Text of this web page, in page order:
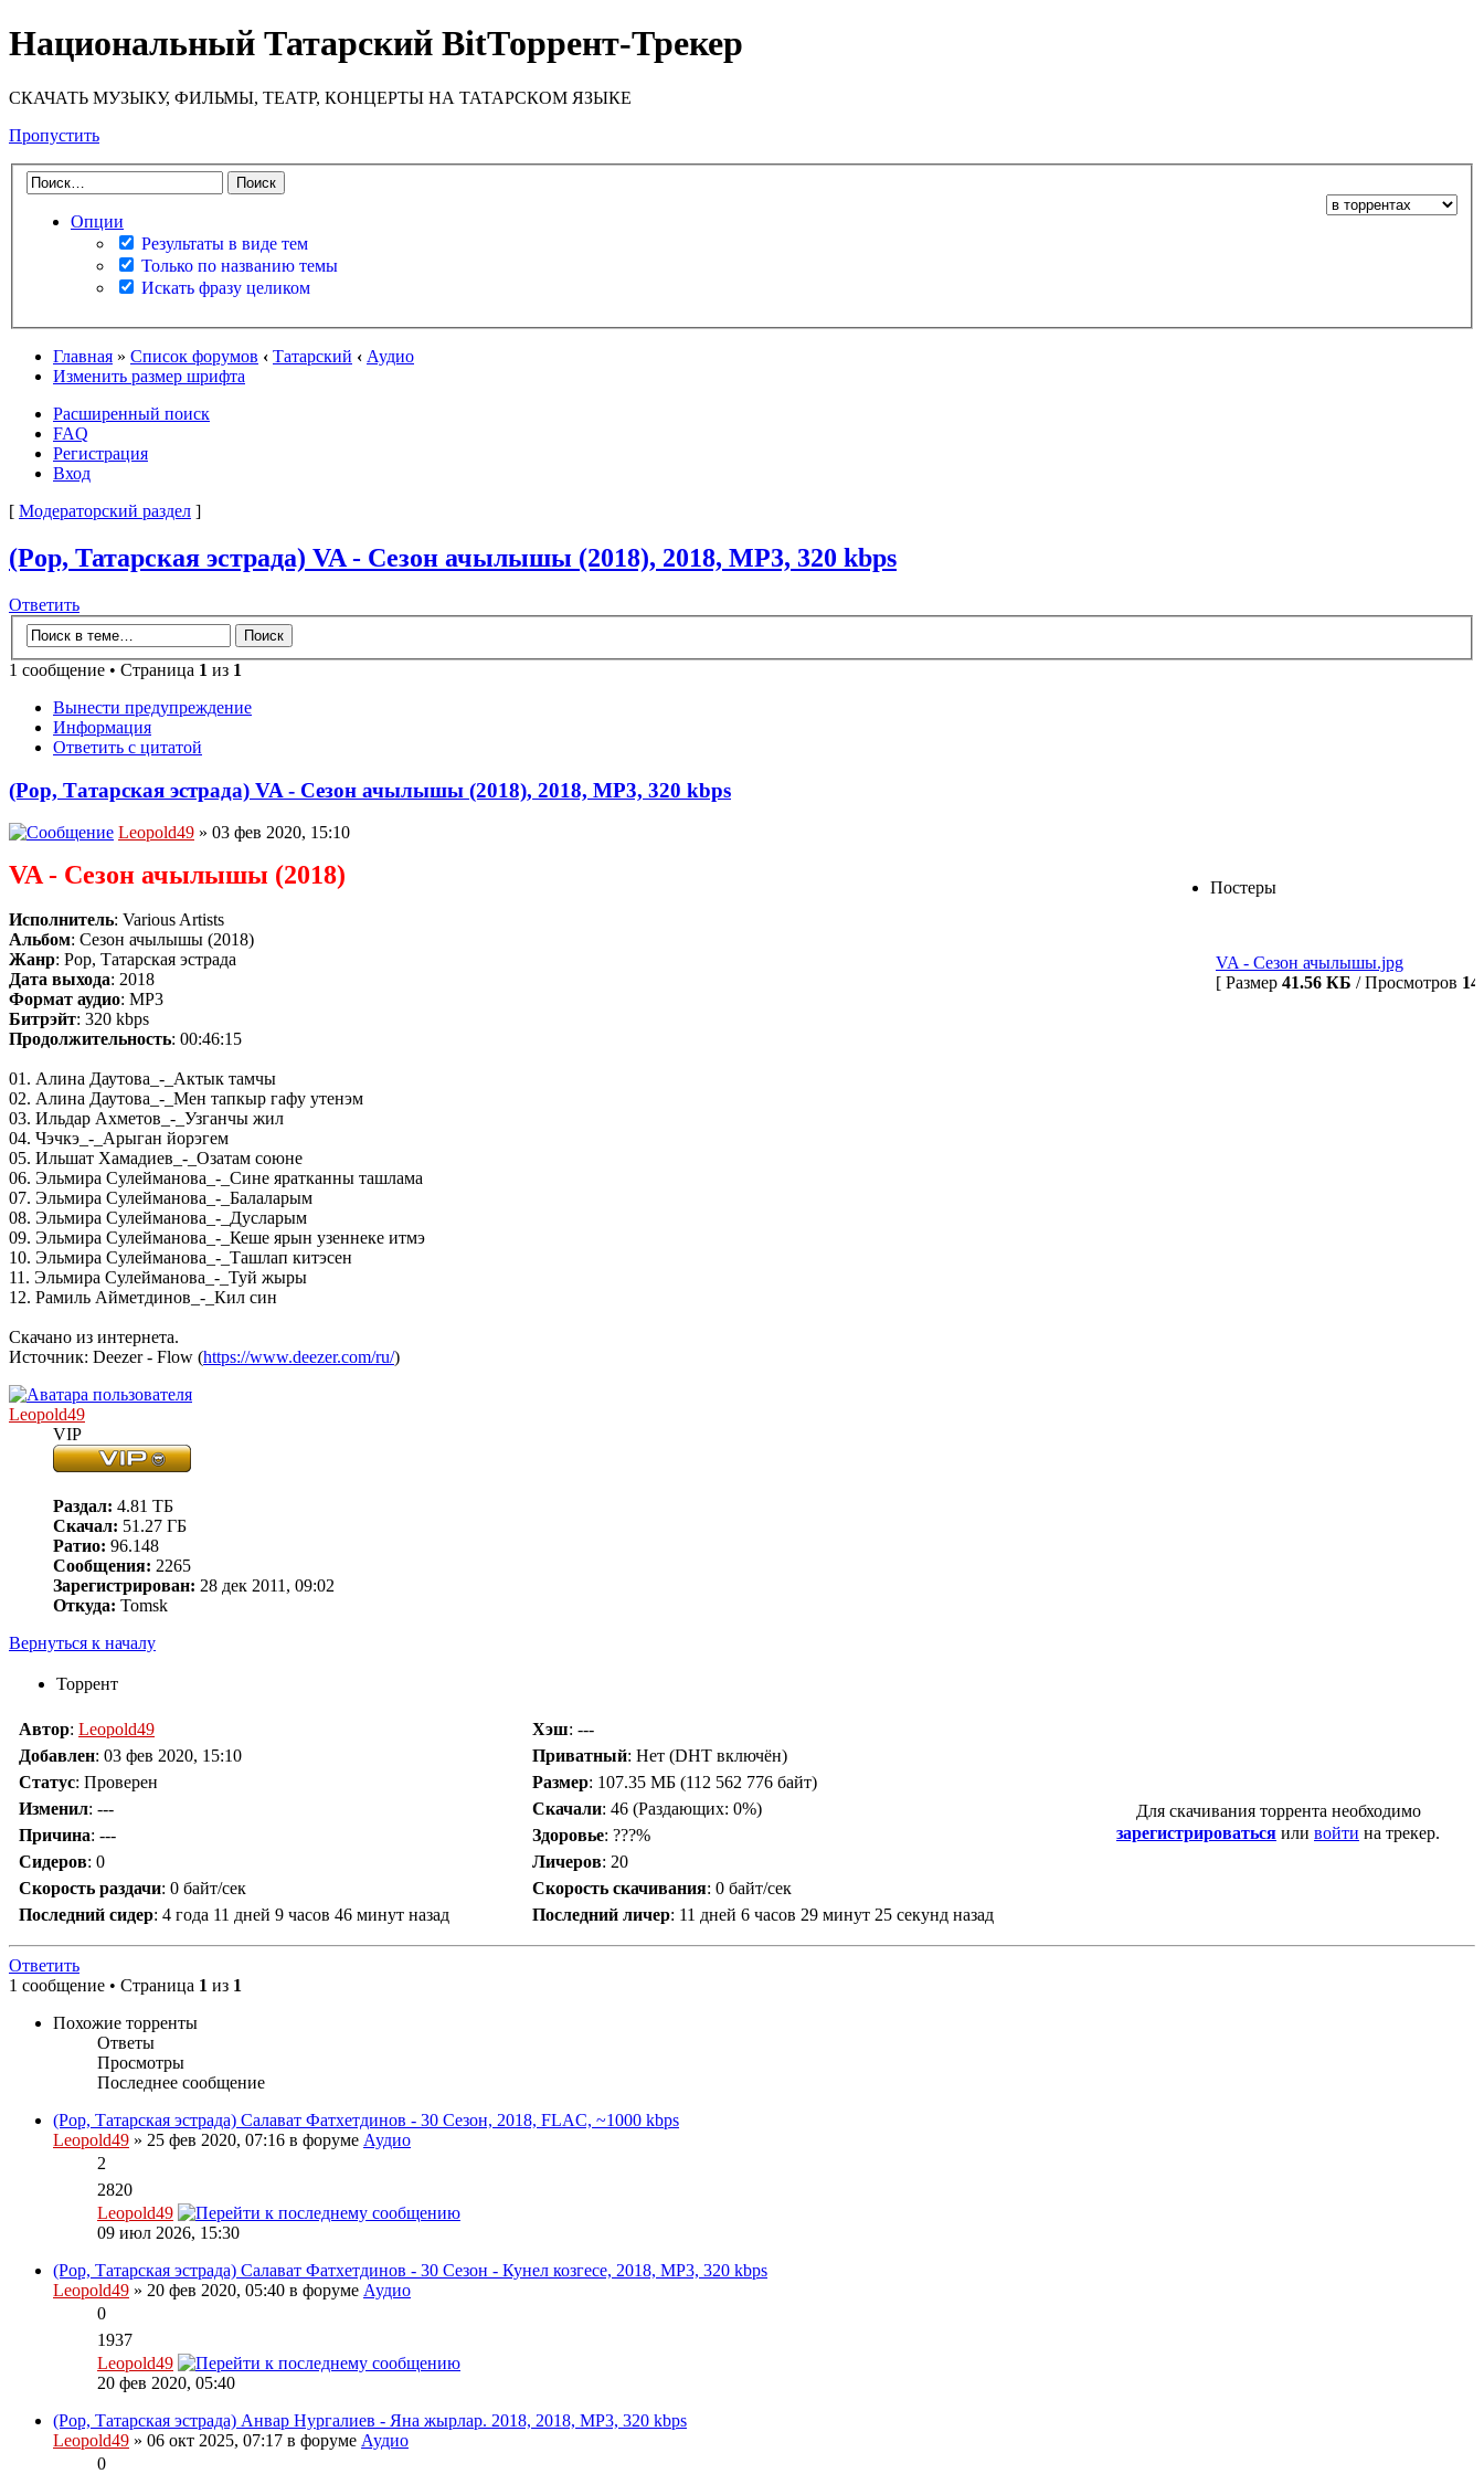
Национальный Татарский BitТоррент-Трекер
СКАЧАТЬ МУЗЫКУ, ФИЛЬМЫ, ТЕАТР, КОНЦЕРТЫ НА ТАТАРСКОМ ЯЗЫКЕ
Пропустить
Опции
Результаты в виде тем
Только по названию темы
Искать фразу целиком
Главная » Список форумов ‹ Татарский ‹ Аудио
Изменить размер шрифта
Расширенный поиск
FAQ
Регистрация
Вход
[ Модераторский раздел ]
(Pop, Татарская эстрада) VA - Сезон ачылышы (2018), 2018, MP3, 320 kbps
Ответить
1 сообщение • Страница 1 из 1
Вынести предупреждение
Информация
Ответить с цитатой
(Pop, Татарская эстрада) VA - Сезон ачылышы (2018), 2018, MP3, 320 kbps
Leopold49 » 03 фев 2020, 15:10
Постеры
VA - Сезон ачылышы.jpg
[ Размер 41.56 КБ / Просмотров
VA - Сезон ачылышы (2018)
Исполнитель: Various Artists
Альбом: Сезон ачылышы (2018)
Жанр: Pop, Татарская эстрада
Дата выхода: 2018
Формат аудио: MP3
Битрэйт: 320 kbps
Продолжительность: 00:46:15
01. Алина Даутова_-_Актык тамчы
02. Алина Даутова_-_Мен тапкыр гафу утенэм
03. Ильдар Ахметов_-_Узганчы жил
04. Чэчкэ_-_Арыган йорэгем
05. Ильшат Хамадиев_-_Озатам союне
06. Эльмира Сулейманова_-_Сине яратканны ташлама
07. Эльмира Сулейманова_-_Балаларым
08. Эльмира Сулейманова_-_Дусларым
09. Эльмира Сулейманова_-_Кеше ярын узеннеке итмэ
10. Эльмира Сулейманова_-_Ташлап китэсен
11. Эльмира Сулейманова_-_Туй жыры
12. Рамиль Айметдинов_-_Кил син
Скачано из интернета.
Источник: Deezer - Flow (https://www.deezer.com/ru/)
Leopold49
VIP
Раздал: 4.81 ТБ
Скачал: 51.27 ГБ
Ратио: 96.148
Сообщения: 2265
Зарегистрирован: 28 дек 2011, 09:02
Откуда: Tomsk
Вернуться к началу
Торрент
Автор: Leopold49 Хэш: ---
Добавлен: 03 фев 2020, 15:10 Приватный: Нет (DHT включён)
Статус: Проверен Размер: 107.35 МБ (112 562 776 байт)
Изменил: --- Скачали: 46 (Раздающих: 0%)
Причина: --- Здоровье: ???%
Сидеров: 0 Личеров: 20
Скорость раздачи: 0 байт/сек Скорость скачивания: 0 байт/сек
Последний сидер: 4 года 11 дней 9 часов 46 минут назад Последний личер: 11 дней 6 часов 29 минут 25 секунд назад
Для скачивания торрента необходимо
зарегистрироваться или войти на трекер.
Ответить
1 сообщение • Страница 1 из 1
Похожие торренты
Ответы
Просмотры
Последнее сообщение
(Pop, Татарская эстрада) Салават Фатхетдинов - 30 Сезон, 2018, FLAC, ~1000 kbps
Leopold49 » 25 фев 2020, 07:16 в форуме Аудио
2
2820
Leopold49
09 июл 2026, 15:30
(Pop, Татарская эстрада) Салават Фатхетдинов - 30 Сезон - Кунел козгесе, 2018, MP3, 320 kbps
Leopold49 » 20 фев 2020, 05:40 в форуме Аудио
0
1937
Leopold49
20 фев 2020, 05:40
(Pop, Татарская эстрада) Анвар Нургалиев - Яна жырлар. 2018, 2018, MP3, 320 kbps
Leopold49 » 06 окт 2025, 07:17 в форуме Аудио
0